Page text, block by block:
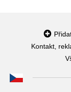
Kontakt,